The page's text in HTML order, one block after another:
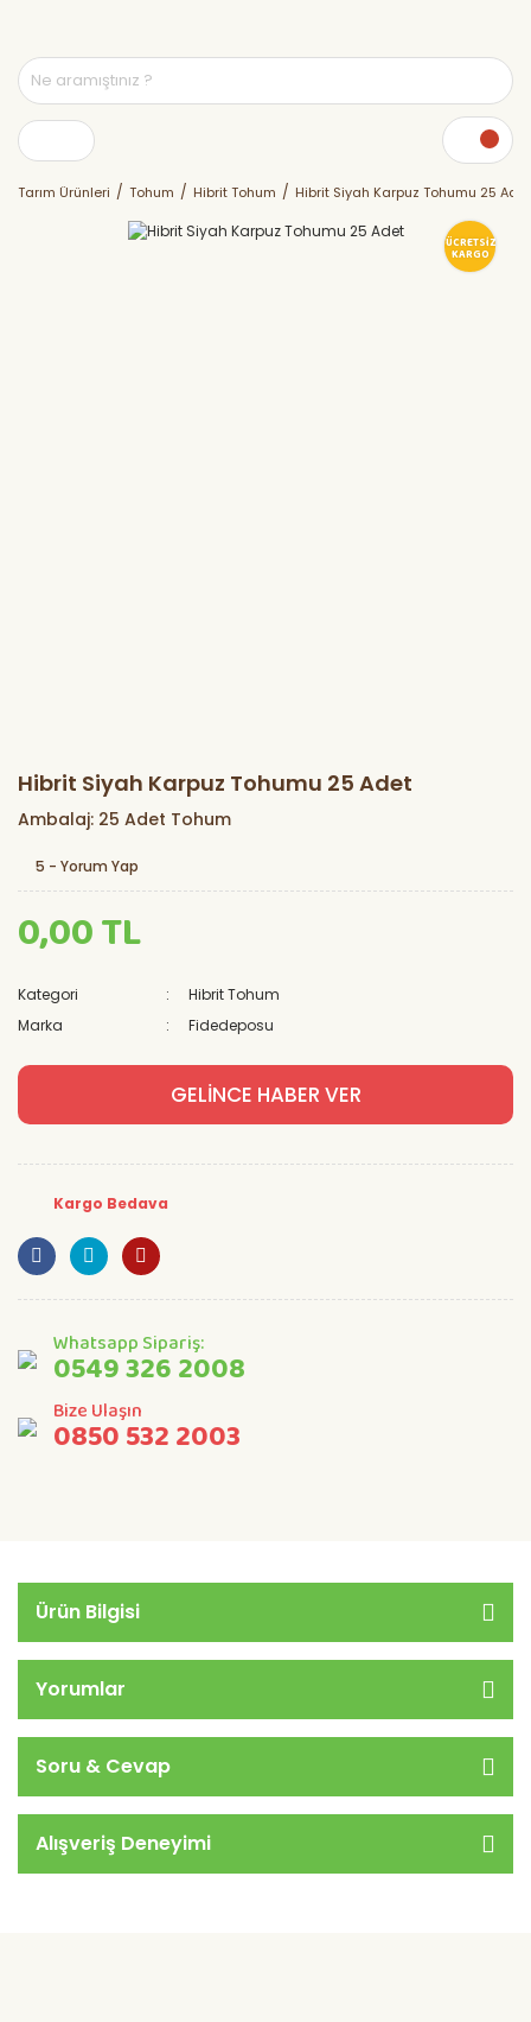
Tarım Ürünleri Tohum Hibrit Tohum Hibrit Siyah Karpuz Tohumu 25 Adet
ÜCRETSİZ
KARGO
Hibrit Siyah Karpuz Tohumu 25 Adet
Ambalaj: 25 Adet Tohum
5 - Yorum Yap
0,00 TL
Kategori
Hibrit Tohum
Marka
Fidedeposu
GELİNCE HABER VER
Kargo Bedava
Whatsapp Sipariş:
0549 326 2008
Bize Ulaşın
0850 532 2003
Ürün Bilgisi
Yorumlar
Soru & Cevap
Alışveriş Deneyimi